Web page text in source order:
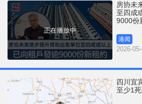
正在播放中
房协未
至四成
9000份
港闻
2026-
四川宜
至少1